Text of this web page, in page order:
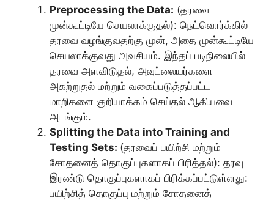
Preprocessing the Data: (தரவை
முன்கூட்டியே செயலாக்குதல்): நெட்வொர்க்கில்
தரவை வழங்குவதற்கு முன், அதை முன்கூட்டியே
செயலாக்குவது அவசியம். இந்தப் படிநிலையில்
தரவை அளவிடுதல், அவுட்லையர்களை
அகற்றுதல் மற்றும் வகைப்படுத்தப்பட்ட
மாறிகளை குறியாக்கம் செய்தல் ஆகியவை
அடங்கும்.
Splitting the Data into Training and
Testing Sets: (தரவைப் பயிற்சி மற்றும்
சோதனைத் தொகுப்புகளாகப் பிரித்தல்): தரவு
இரண்டு தொகுப்புகளாகப் பிரிக்கப்பட்டுள்ளது:
பயிற்சித் தொகுப்பு மற்றும் சோதனைத்